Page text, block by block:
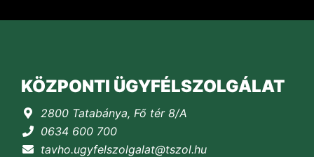
KÖZPONTI ÜGYFÉLSZOLGÁLAT
2800 Tatabánya, Fő tér 8/A
0634 600 700
tavho.ugyfelszolgalat@tszol.hu